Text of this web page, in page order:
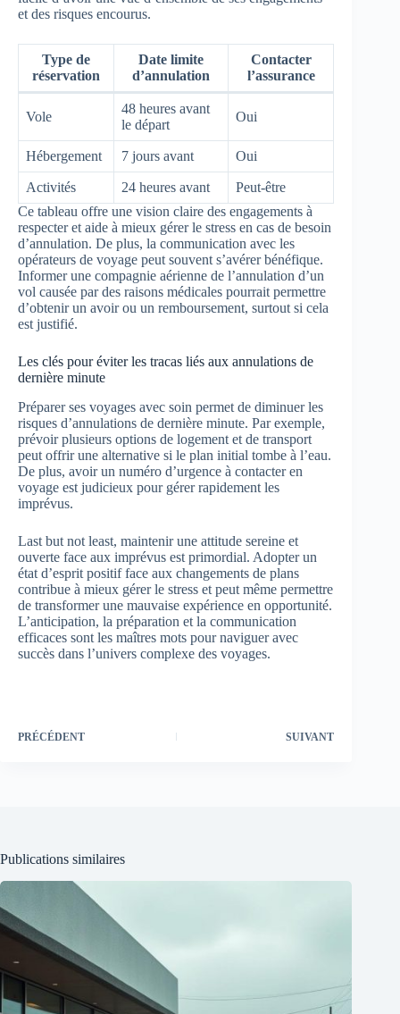
et des risques encourus.
Type de
réservation
Date limite
d’annulation
Contacter
l’assurance
Vole
48 heures avant
le départ
Oui
Hébergement 7 jours avant Oui
Activités 24 heures avant
Peut-être
Ce tableau offre une vision claire des engagements à
respecter et aide à mieux gérer le stress en cas de besoin
d’annulation. De plus, la communication avec les
opérateurs de voyage peut souvent s’avérer bénéfique.
Informer une compagnie aérienne de l’annulation d’un
vol causée par des raisons médicales pourrait permettre
d’obtenir un avoir ou un remboursement, surtout si cela
est justifié.
Les clés pour éviter les tracas liés aux annulations de
dernière minute
Préparer ses voyages avec soin permet de diminuer les
risques d’annulations de dernière minute. Par exemple,
prévoir plusieurs options de logement et de transport
peut offrir une alternative si le plan initial tombe à l’eau.
De plus, avoir un numéro d’urgence à contacter en
voyage est judicieux pour gérer rapidement les
imprévus.
Last but not least, maintenir une attitude sereine et
ouverte face aux imprévus est primordial. Adopter un
état d’esprit positif face aux changements de plans
contribue à mieux gérer le stress et peut même permettre
de transformer une mauvaise expérience en opportunité.
L’anticipation, la préparation et la communication
efficaces sont les maîtres mots pour naviguer avec
succès dans l’univers complexe des voyages.
PRÉCÉDENT SUIVANT
Publications similaires